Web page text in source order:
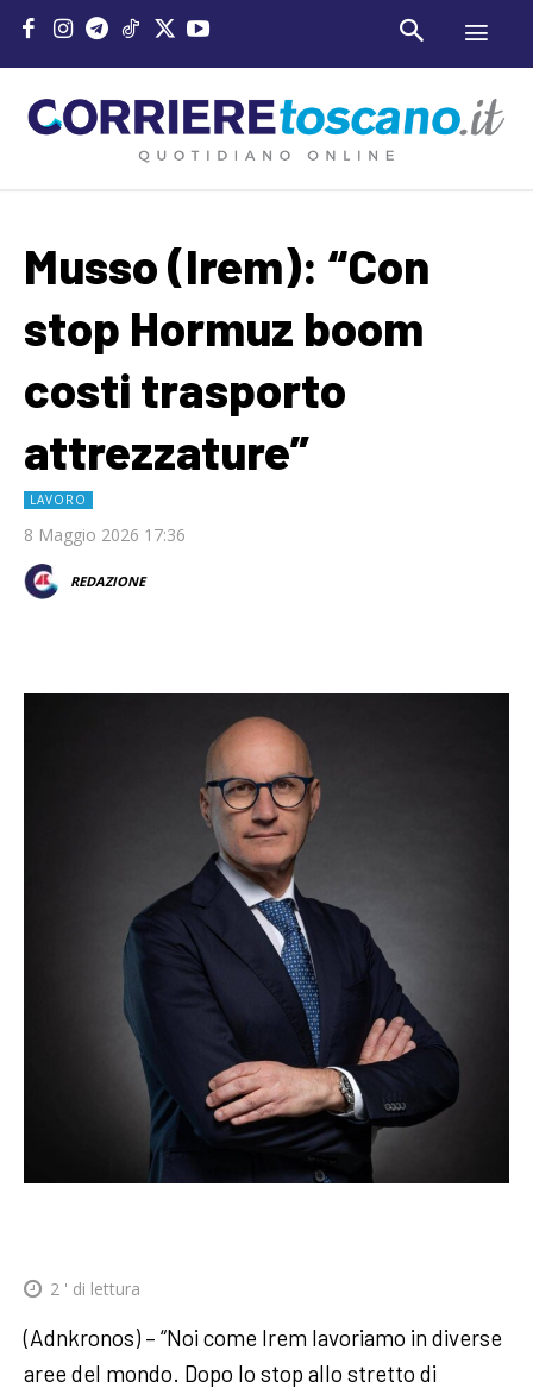
Musso (Irem): “Con
stop Hormuz boom
costi trasporto
attrezzature”
LAVORO
8 Maggio 2026 17:36
REDAZIONE
2 ' di lettura
(Adnkronos) – “Noi come Irem lavoriamo in diverse
aree del mondo. Dopo lo stop allo stretto di